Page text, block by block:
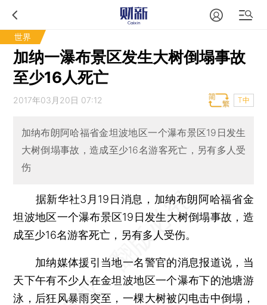
世界
加纳一瀑布景区发生大树倒塌事故
至少16人死亡
2017年03月20日 07:12 T中
加纳布朗阿哈福省金坦波地区一个瀑布景区19日发生
大树倒塌事故，造成至少16名游客死亡，另有多人受
伤
据新华社3月19日消息，加纳布朗阿哈福省金
坦波地区一个瀑布景区19日发生大树倒塌事故，造
成至少16名游客死亡，另有多人受伤。
加纳媒体援引当地一名警官的消息报道说，当
天下午有不少人在金坦波地区一个瀑布下的池塘游
泳，后狂风暴雨突至，一棵大树被闪电击中倒塌，